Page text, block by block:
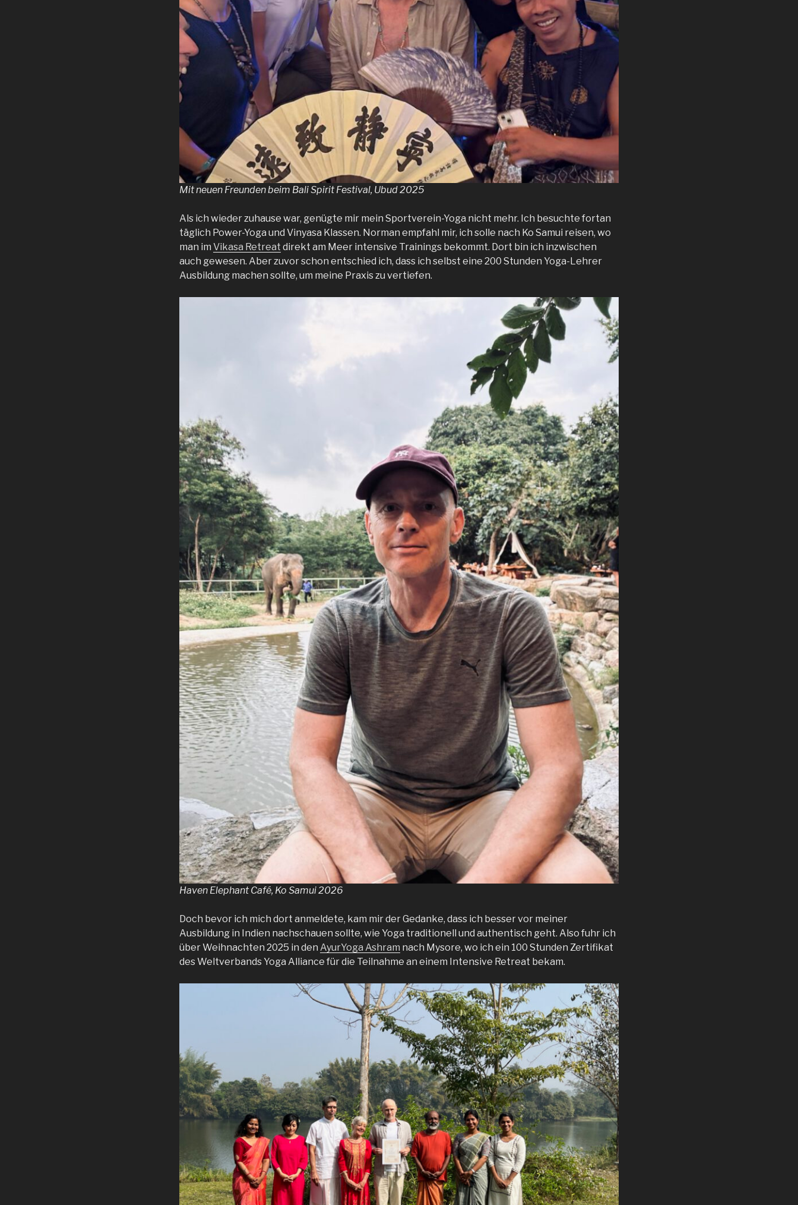
Mit neuen Freunden beim Bali Spirit Festival, Ubud 2025
Als ich wieder zuhause war, genügte mir mein Sportverein-Yoga nicht mehr. Ich besuchte fortan
täglich Power-Yoga und Vinyasa Klassen. Norman empfahl mir, ich solle nach Ko Samui reisen, wo
man im Vikasa Retreat direkt am Meer intensive Trainings bekommt. Dort bin ich inzwischen
auch gewesen. Aber zuvor schon entschied ich, dass ich selbst eine 200 Stunden Yoga-Lehrer
Ausbildung machen sollte, um meine Praxis zu vertiefen.
Haven Elephant Café, Ko Samui 2026
Doch bevor ich mich dort anmeldete, kam mir der Gedanke, dass ich besser vor meiner
Ausbildung in Indien nachschauen sollte, wie Yoga traditionell und authentisch geht. Also fuhr ich
über Weihnachten 2025 in den AyurYoga Ashram nach Mysore, wo ich ein 100 Stunden Zertifikat
des Weltverbands Yoga Alliance für die Teilnahme an einem Intensive Retreat bekam.